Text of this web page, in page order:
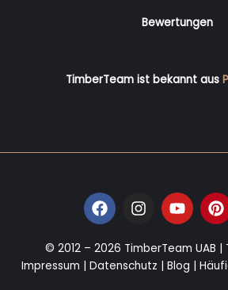
Bewertungen
TimberTeam ist bekannt aus
F
a
c
e
b
I
n
t
a
Y
o
u
t
u
b
P
i
n
t
e
© 2012 – 2026 TimberTeam UAB |
Impressum | Datenschutz | Blog |